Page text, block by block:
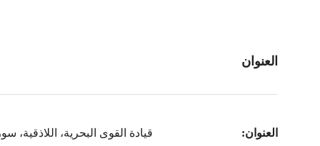
العنوان
العنوان: قيادة القوى البحرية، اللاذقية،